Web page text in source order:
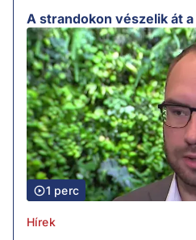
A strandokon vészelik át
1 perc
Hírek